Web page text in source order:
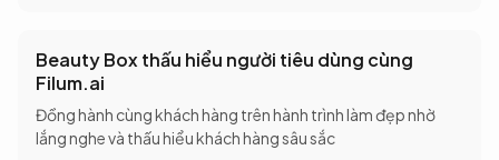
Beauty Box thấu hiểu người tiêu dùng cùng
Filum.ai
Đồng hành cùng khách hàng trên hành trình làm đẹp nhờ
lắng nghe và thấu hiểu khách hàng sâu sắc